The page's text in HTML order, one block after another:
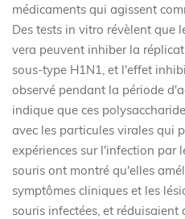
médicaments qui agissent
Des tests in vitro révèlent que
vera peuvent inhiber la
sous-type H1N1, et l'effet
observé pendant la période
indique que ces
avec les particules virales qui
expériences sur l'infection par
souris ont montré qu'elles
symptômes cliniques et les
souris infectées, et